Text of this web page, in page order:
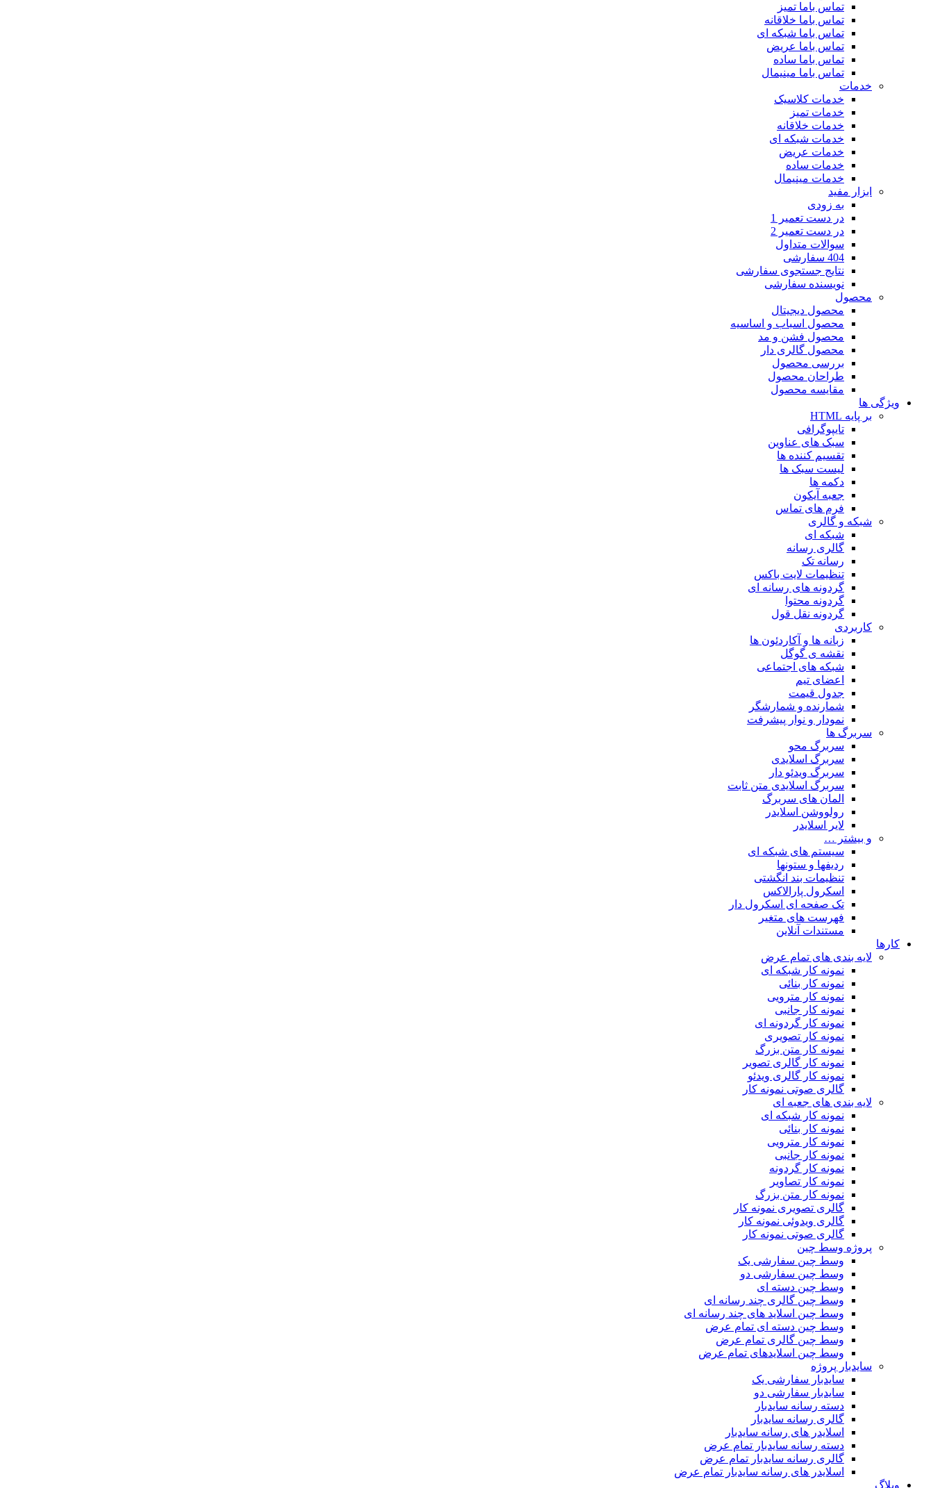
تماس باما تمیز
تماس باما خلاقانه
تماس باما شبکه ای
تماس باما عریض
تماس باما ساده
تماس باما مینیمال
خدمات
خدمات کلاسیک
خدمات تمیز
خدمات خلاقانه
خدمات شبکه ای
خدمات عریض
خدمات ساده
خدمات مینیمال
ابزار مفید
به زودی
در دست تعمیر 1
در دست تعمیر 2
سوالات متداول
404 سفارشی
نتایج جستجوی سفارشی
نویسنده سفارشی
محصول
محصول دیجیتال
محصول اسباب و اساسیه
محصول فشن و مد
محصول گالری دار
بررسی محصول
طراحان محصول
مقایسه محصول
ویژگی ها
بر پایه HTML
تایپوگرافی
سبک های عناوین
تقسیم کننده ها
لیست سبک ها
دکمه ها
جعبه آیکون
فرم های تماس
شبکه و گالری
شبکه ای
گالری رسانه
رسانه تک
تنظیمات لایت باکس
گردونه های رسانه ای
گردونه محتوا
گردونه نقل قول
کاربردی
زبانه ها و آکاردئون ها
نقشه ی گوگل
شبکه های اجتماعی
اعضای تیم
جدول قیمت
شمارنده و شمارشگر
نمودار و نوار پیشرفت
سربرگ ها
سربرگ محو
سربرگ اسلایدی
سربرگ ویدئو دار
سربرگ اسلایدی متن ثابت
المان های سربرگ
رولووشن اسلایدر
لایر اسلایدر
و بیشتر …
سیستم های شبکه ای
ردیفها و ستونها
تنظیمات بند انگشتی
اسکرول پارالاکس
تک صفحه ای اسکرول دار
فهرست های متغیر
مستندات آنلاین
کارها
لایه بندی های تمام عرض
نمونه کار شبکه ای
نمونه کار بنائی
نمونه کار مترویی
نمونه کار جانبی
نمونه کار گردونه ای
نمونه کار تصویری
نمونه کار متن بزرگ
نمونه کار گالری تصویر
نمونه کار گالری ویدئو
گالری صوتی نمونه کار
لایه بندی های جعبه ای
نمونه کار شبکه ای
نمونه کار بنائی
نمونه کار مترویی
نمونه کار جانبی
نمونه کار گردونه
نمونه کار تصاویر
نمونه کار متن بزرگ
گالری تصویری نمونه کار
گالری ویدوئی نمونه کار
گالری صوتی نمونه کار
پروژه وسط چین
وسط چین سفارشی یک
وسط چین سفارشی دو
وسط چین دسته ای
وسط چین گالری چند رسانه ای
وسط چین اسلاید های چند رسانه ای
وسط چین دسته ای تمام عرض
وسط چین گالری تمام عرض
وسط چین اسلایدهای تمام عرض
سایدبار پروژه
سایدبار سفارشی یک
سایدبار سفارشی دو
دسته رسانه سایدبار
گالری رسانه سایدبار
اسلایدر های رسانه سایدبار
دسته رسانه سایدبار تمام عرض
گالری رسانه سایدبار تمام عرض
اسلایدر های رسانه سایدبار تمام عرض
وبلاگ